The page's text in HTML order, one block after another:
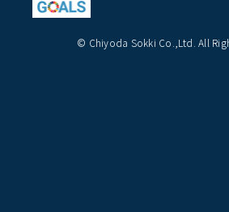
© Chiyoda Sokki Co.,Ltd. All